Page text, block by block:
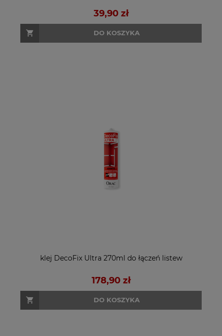
39,90 zł
DO KOSZYKA
klej DecoFix Ultra 270ml do łączeń listew
178,90 zł
DO KOSZYKA